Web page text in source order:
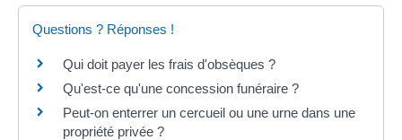
Questions ? Réponses !
Qui doit payer les frais d'obsèques ?
Qu'est-ce qu'une concession funéraire ?
Peut-on enterrer un cercueil ou une urne dans une
propriété privée ?